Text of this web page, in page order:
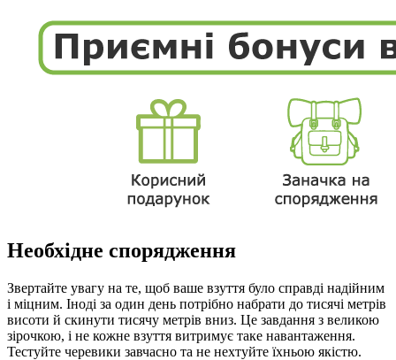
Необхідне спорядження
Звертайте увагу на те, щоб ваше взуття було справді надійним
і міцним. Іноді за один день потрібно набрати до тисячі метрів
висоти й скинути тисячу метрів вниз. Це завдання з великою
зірочкою, і не кожне взуття витримує таке навантаження.
Тестуйте черевики завчасно та не нехтуйте їхньою якістю.